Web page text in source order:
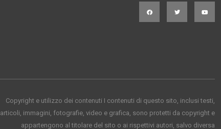
Copyright e utilizzo dei contenuti I contenuti di questo sito, inclusi testi,
articoli, immagini, fotografie, video e grafica, sono protetti da copyright e
appartengono al titolare del sito o ai rispettivi autori, salvo diversa